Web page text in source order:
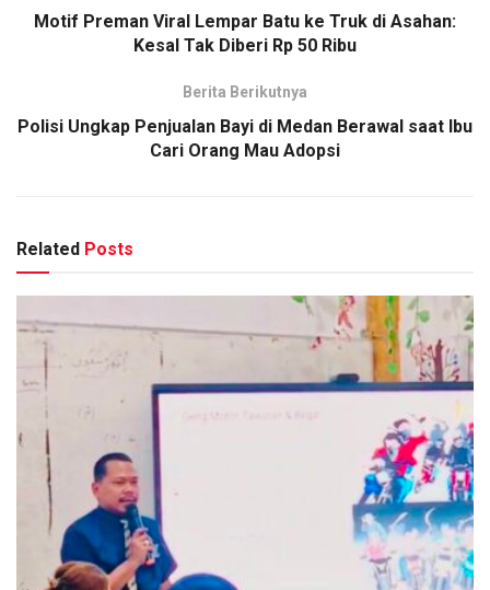
Motif Preman Viral Lempar Batu ke Truk di Asahan:
Kesal Tak Diberi Rp 50 Ribu
Berita Berikutnya
Polisi Ungkap Penjualan Bayi di Medan Berawal saat Ibu
Cari Orang Mau Adopsi
Related Posts